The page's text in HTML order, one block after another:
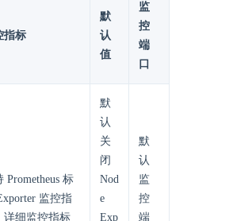
指标
默
认
值
监
控
端
口
Prometheus 标
监控指
详细监控指标
默
认
关
闭
Nod
e
Exp
默
认
监
控
端